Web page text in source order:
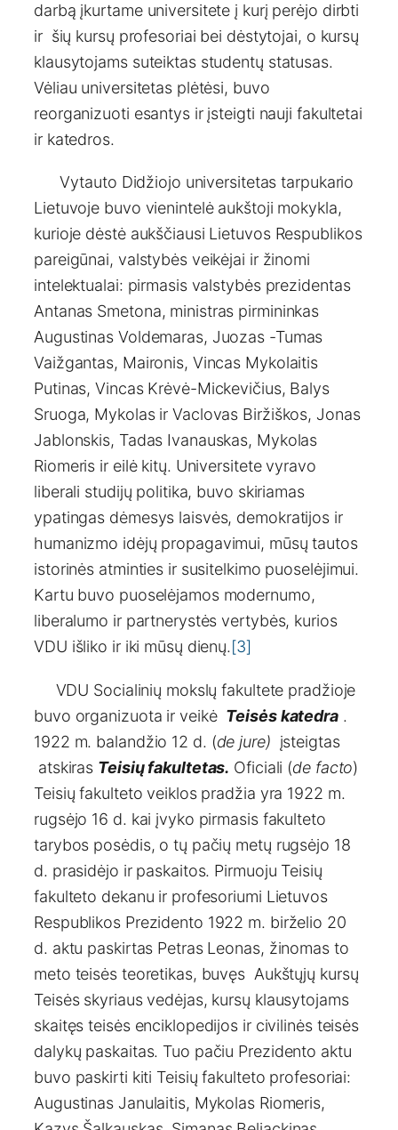
darbą įkurtame universitete į kurį perėjo dirbti
ir šių kursų profesoriai bei dėstytojai, o kursų
klausytojams suteiktas studentų statusas.
Vėliau universitetas plėtėsi, buvo
reorganizuoti esantys ir įsteigti nauji fakultetai
ir katedros.
Vytauto Didžiojo universitetas tarpukario
Lietuvoje buvo vienintelė aukštoji mokykla,
kurioje dėstė aukščiausi Lietuvos Respublikos
pareigūnai, valstybės veikėjai ir žinomi
intelektualai: pirmasis valstybės prezidentas
Antanas Smetona, ministras pirmininkas
Augustinas Voldemaras, Juozas -Tumas
Vaižgantas, Maironis, Vincas Mykolaitis
Putinas, Vincas Krėvė-Mickevičius, Balys
Sruoga, Mykolas ir Vaclovas Biržiškos, Jonas
Jablonskis, Tadas Ivanauskas, Mykolas
Riomeris ir eilė kitų. Universitete vyravo
liberali studijų politika, buvo skiriamas
ypatingas dėmesys laisvės, demokratijos ir
humanizmo idėjų propagavimui, mūsų tautos
istorinės atminties ir susitelkimo puoselėjimui.
Kartu buvo puoselėjamos modernumo,
liberalumo ir partnerystės vertybės, kurios
VDU išliko ir iki mūsų dienų.[3]
VDU Socialinių mokslų fakultete pradžioje
buvo organizuota ir veikė Teisės katedra.
1922 m. balandžio 12 d. (de jure) įsteigtas
atskiras Teisių fakultetas. Oficiali (de facto)
Teisių fakulteto veiklos pradžia yra 1922 m.
rugsėjo 16 d. kai įvyko pirmasis fakulteto
tarybos posėdis, o tų pačių metų rugsėjo 18
d. prasidėjo ir paskaitos. Pirmuoju Teisių
fakulteto dekanu ir profesoriumi Lietuvos
Respublikos Prezidento 1922 m. birželio 20
d. aktu paskirtas Petras Leonas, žinomas to
meto teisės teoretikas, buvęs Aukštųjų kursų
Teisės skyriaus vedėjas, kursų klausytojams
skaitęs teisės enciklopedijos ir civilinės teisės
dalykų paskaitas. Tuo pačiu Prezidento aktu
buvo paskirti kiti Teisių fakulteto profesoriai:
Augustinas Janulaitis, Mykolas Riomeris,